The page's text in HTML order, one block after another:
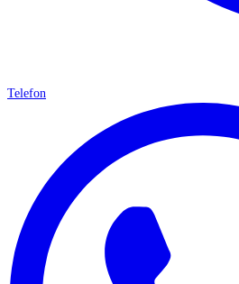
Telefon